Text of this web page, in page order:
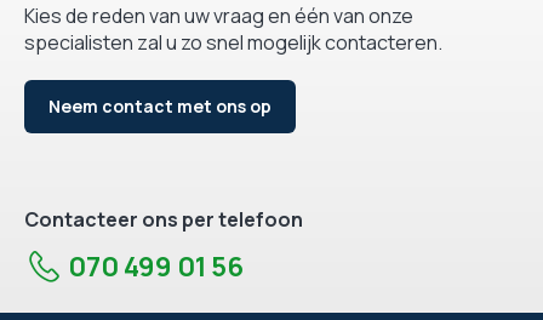
Kies de reden van uw vraag en één van onze
specialisten zal u zo snel mogelijk contacteren.
Neem contact met ons op
Contacteer ons per telefoon
070 499 01 56